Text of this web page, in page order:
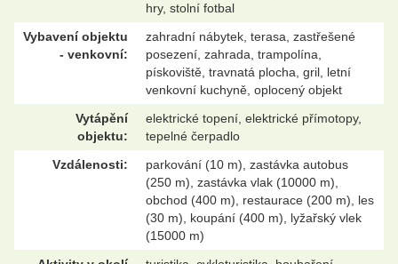
hry, stolní fotbal
Vybavení objektu
- venkovní:
zahradní nábytek, terasa, zastřešené
posezení, zahrada, trampolína,
pískoviště, travnatá plocha, gril, letní
venkovní kuchyně, oplocený objekt
Vytápění
objektu:
elektrické topení, elektrické přímotopy,
tepelné čerpadlo
Vzdálenosti:
parkování (10 m), zastávka autobus
(250 m), zastávka vlak (10000 m),
obchod (400 m), restaurace (200 m), les
(30 m), koupání (400 m), lyžařský vlek
(15000 m)